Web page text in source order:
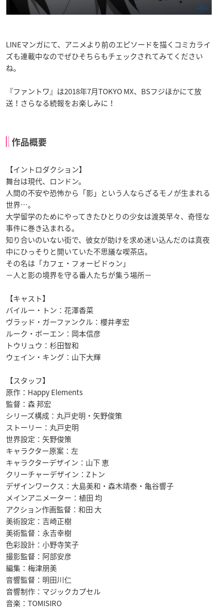
LINEマンガにて、アニメより前のエピソードを描くコミカライ
ズも連載中なのでぜひそちらもチェックされてみてください
ね。
『ファントワ』は2018年7月TOKYO MX、BSフジほかにて放
送！さらなる続報をお楽しみに！
作品概要
【イントロダクション】
舞台は現代、ロンドン。
人間の不安や恐怖から「影」という人ならざるモノが生まれる
世界…。
大学留学のためにやってきたひとりの少女は渡英早々、奇怪な
事件に巻き込まれる。
知り合いのいない街で、彼女が助けを求め迷い込んだのは真夜
中にひっそりと開いていた不思議な喫茶店。
その名は「カフェ・フォービドゥン」
－人と影の境界を守る番人たちが集う場所－
【キャスト】
バイルー・トン：花澤香菜
ヴラッド・ガーファンクル：櫻井孝宏
ルーク・ボーエン：岡本信彦
トウリュウ：杉田智和
ウェイン・キング：山下大輝
【スタッフ】
原作：Happy Elements
監督：森 邦宏
シリーズ構成：丸戸史明・矢野俊策
ストーリー：丸戸史明
世界設定：矢野俊策
キャラクター原案：左
キャラクターデザイン：山下 恵
クリーチャーデザイン：Zトン
デザインワークス：大島美和・森木靖泰・亀谷響子
メインアニメーター：植田 均
アクション作画監督：和田 大
美術設定：吉崎正樹
美術監督：永吉幸樹
色彩設計：小野寺笑子
撮影監督：阿部安彦
編集：梅津朋美
音響監督：明田川仁
音響制作：マジックカプセル
音楽：TOMISIRO